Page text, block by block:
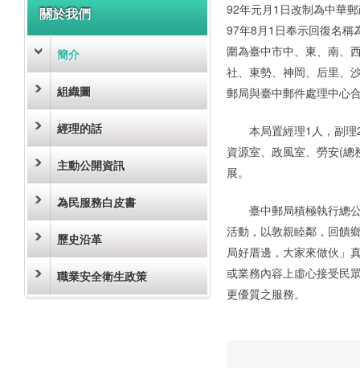
關於我們
簡介
組織圖
經理的話
主動公開資訊
為民服務白皮書
歷史沿革
職業安全衛生政策
92年元月1日改制為中華
97年8月1日奉示回復名稱
圍為臺中市中、東、南、
社、東勢、神岡、后里、
郵局與臺中郵件處理中心
本局置經理1人，副
資源室、政風室、勞安(
展。
臺中郵局積極執行總
活動，以敦親睦鄰，回饋
局好厝邊，大家來做伙」
或業務內容上虛心接受民
更優質之服務。